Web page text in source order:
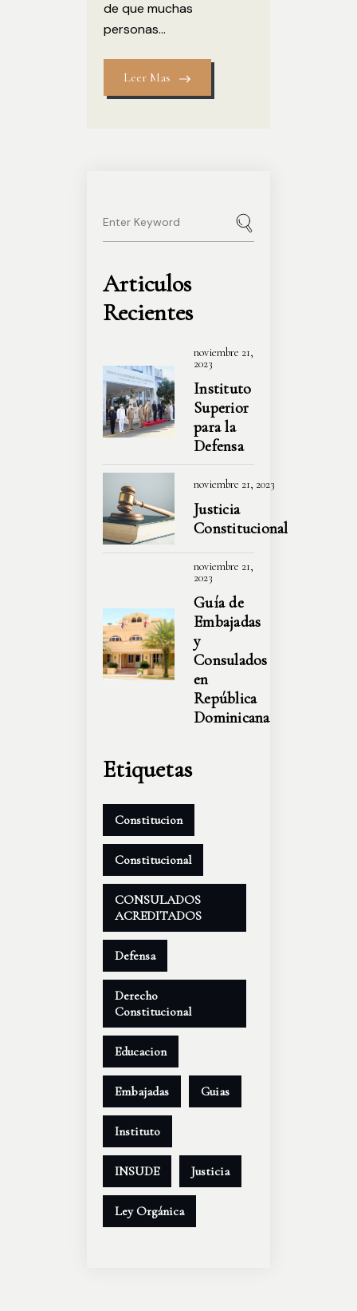
de que muchas
personas...
Leer Mas
Articulos
Recientes
noviembre 21,
2023
Instituto
Superior
para la
Defensa
noviembre 21, 2023
Justicia
Constitucional
noviembre 21,
2023
Guía de
Embajadas
y
Consulados
en
República
Dominicana
Etiquetas
Constitucion
Constitucional
CONSULADOS
ACREDITADOS
Defensa
Derecho
Constitucional
Educacion
Embajadas Guias
Instituto
INSUDE Justicia
Ley Orgánica